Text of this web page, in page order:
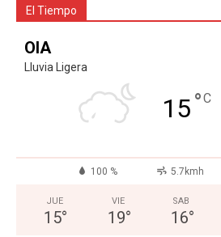
El Tiempo
OIA
Lluvia Ligera
15°C
100 % 5.7kmh
JUE
15°
VIE
19°
SAB
16°